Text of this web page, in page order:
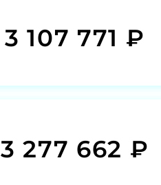
3 107 771 ₽
3 277 662 ₽